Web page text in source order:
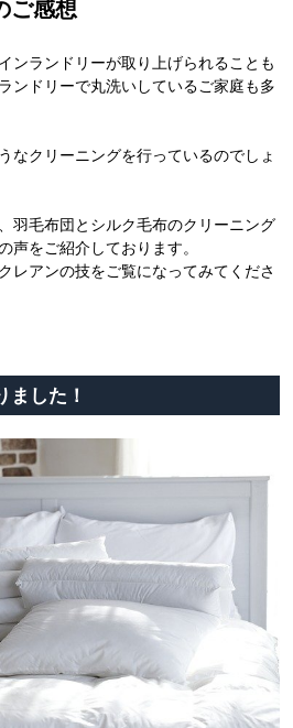
ご感想
ンランドリーが取り上げられることも
ンドリーで丸洗いしているご家庭も多
なクリーニングを行っているのでしょ
羽毛布団とシルク毛布のクリーニング
声をご紹介しております。
レアンの技をご覧になってみてくださ
した！